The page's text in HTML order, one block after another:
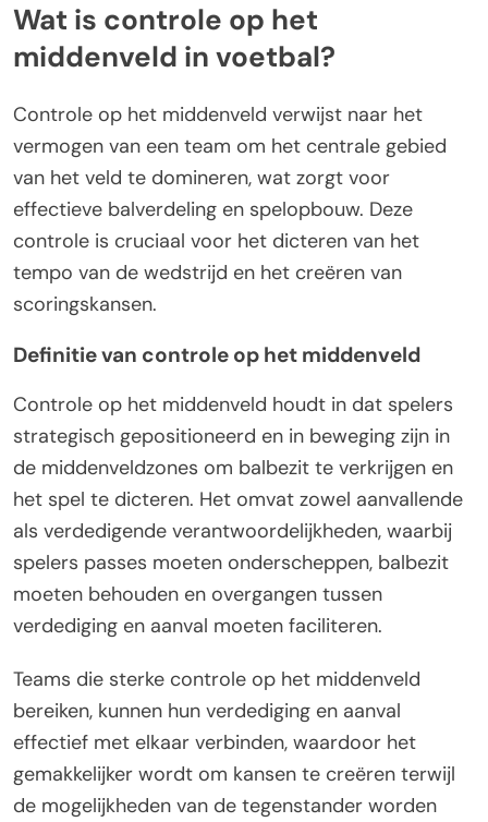
Wat is controle op het
middenveld in voetbal?
Controle op het middenveld verwijst naar het
vermogen van een team om het centrale gebied
van het veld te domineren, wat zorgt voor
effectieve balverdeling en spelopbouw. Deze
controle is cruciaal voor het dicteren van het
tempo van de wedstrijd en het creëren van
scoringskansen.
Definitie van controle op het middenveld
Controle op het middenveld houdt in dat spelers
strategisch gepositioneerd en in beweging zijn in
de middenveldzones om balbezit te verkrijgen en
het spel te dicteren. Het omvat zowel aanvallende
als verdedigende verantwoordelijkheden, waarbij
spelers passes moeten onderscheppen, balbezit
moeten behouden en overgangen tussen
verdediging en aanval moeten faciliteren.
Teams die sterke controle op het middenveld
bereiken, kunnen hun verdediging en aanval
effectief met elkaar verbinden, waardoor het
gemakkelijker wordt om kansen te creëren terwijl
de mogelijkheden van de tegenstander worden